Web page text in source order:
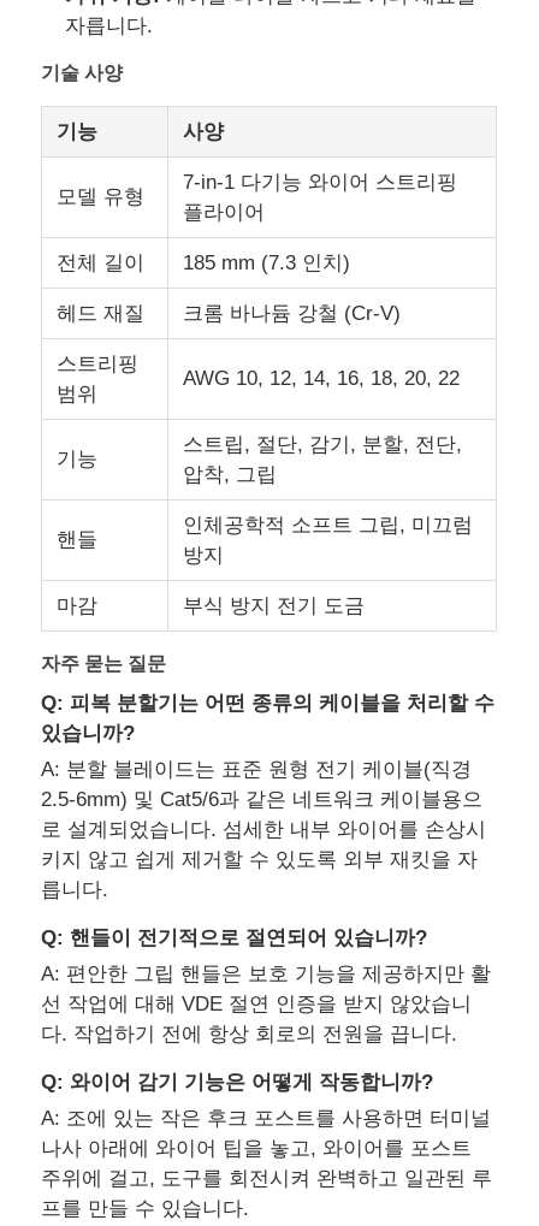
회사 소개
공장 투어
뉴스
견적 요청
만능 집게들
롱 노우즈 플라이어들
부면 절단 톱니
플라이어들을 줄이는 마지막
다기능 톱니
와이어 스트리퍼
복합 가위
크림핑 플라이어들
전자 톱니
자릅니다.
기술 사양
기능 사양
모델 유형
7-in-1 다기능 와이어 스트리핑
플라이어
전체 길이 185 mm (7.3 인치)
헤드 재질 크롬 바나듐 강철 (Cr-V)
스트리핑
범위
AWG 10, 12, 14, 16, 18, 20, 22
기능
스트립, 절단, 감기, 분할, 전단,
압착, 그립
핸들
인체공학적 소프트 그립, 미끄럼
방지
마감 부식 방지 전기 도금
자주 묻는 질문
Q: 피복 분할기는 어떤 종류의 케이블을 처리할 수
있습니까?
A: 분할 블레이드는 표준 원형 전기 케이블(직경
2.5-6mm) 및 Cat5/6과 같은 네트워크 케이블용으
로 설계되었습니다. 섬세한 내부 와이어를 손상시
키지 않고 쉽게 제거할 수 있도록 외부 재킷을 자
릅니다.
Q: 핸들이 전기적으로 절연되어 있습니까?
A: 편안한 그립 핸들은 보호 기능을 제공하지만 활
선 작업에 대해 VDE 절연 인증을 받지 않았습니
다. 작업하기 전에 항상 회로의 전원을 끕니다.
Q: 와이어 감기 기능은 어떻게 작동합니까?
A: 조에 있는 작은 후크 포스트를 사용하면 터미널
나사 아래에 와이어 팁을 놓고, 와이어를 포스트
주위에 걸고, 도구를 회전시켜 완벽하고 일관된 루
프를 만들 수 있습니다.